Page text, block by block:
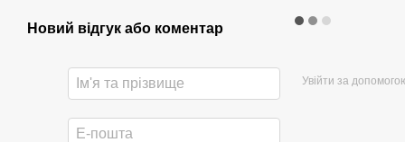
Новий відгук або коментар
Увійти за